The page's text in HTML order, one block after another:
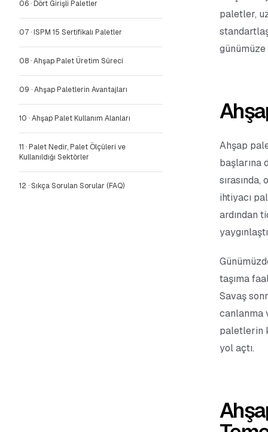
06 ·Dört Girişli Paletler
07 ·ISPM 15 Sertifikalı Paletler
08 ·Ahşap Palet Üretim Süreci
09 ·Ahşap Paletlerin Avantajları
10 ·Ahşap Palet Kullanım Alanları
11 ·Palet Nedir, Palet Ölçüleri ve
Kullanıldığı Sektörler
12 ·Sıkça Sorulan Sorular (FAQ)
paletler,
günümüze
Ahşap
başlarına
sırasında,
ihtiyacı
ardından
taşıma
Savaş
canlanma
paletlerin
yol açtı.